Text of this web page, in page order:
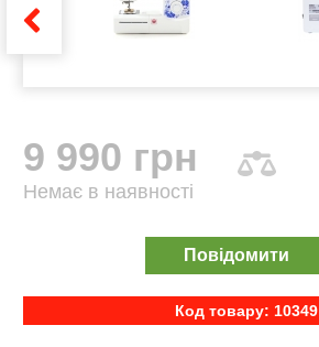
9 990 грн
Немає в наявності
Повідомити
Код товару: 10349